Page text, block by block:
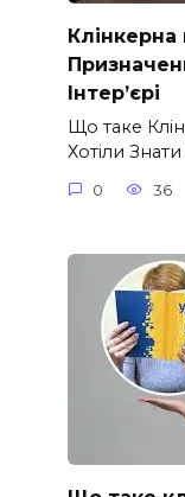
Клінкерна
Інтер’єрі
Що таке
Хотіли
0 36